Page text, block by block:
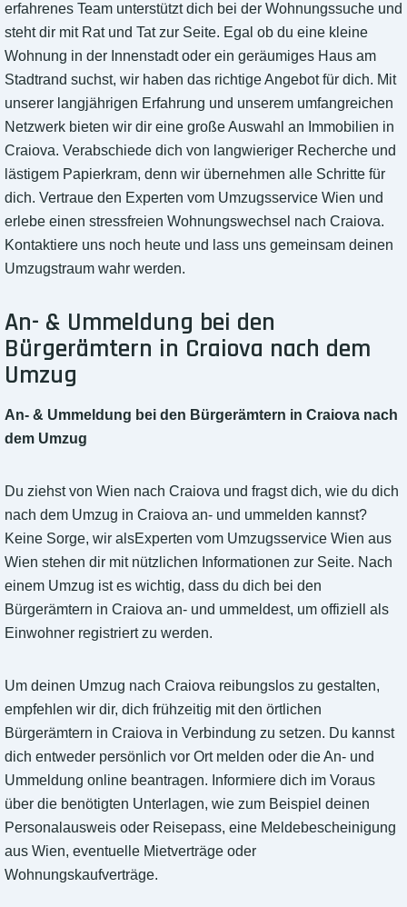
erfahrenes Team unterstützt dich bei der Wohnungssuche und
steht dir mit Rat und Tat zur Seite. Egal ob du eine kleine
Wohnung in der Innenstadt oder ein geräumiges Haus am
Stadtrand suchst, wir haben das richtige Angebot für dich. Mit
unserer langjährigen Erfahrung und unserem umfangreichen
Netzwerk bieten wir dir eine große Auswahl an Immobilien in
Craiova. Verabschiede dich von langwieriger Recherche und
lästigem Papierkram, denn wir übernehmen alle Schritte für
dich. Vertraue den Experten vom Umzugsservice Wien und
erlebe einen stressfreien Wohnungswechsel nach Craiova.
Kontaktiere uns noch heute und lass uns gemeinsam deinen
Umzugstraum wahr werden.
An- & Ummeldung bei den
Bürgerämtern in Craiova nach dem
Umzug
An- & Ummeldung bei den Bürgerämtern in Craiova nach
dem Umzug
Du ziehst von Wien nach Craiova und fragst dich, wie du dich
nach dem Umzug in Craiova an- und ummelden kannst?
Keine Sorge, wir alsExperten vom Umzugsservice Wien aus
Wien stehen dir mit nützlichen Informationen zur Seite. Nach
einem Umzug ist es wichtig, dass du dich bei den
Bürgerämtern in Craiova an- und ummeldest, um offiziell als
Einwohner registriert zu werden.
Um deinen Umzug nach Craiova reibungslos zu gestalten,
empfehlen wir dir, dich frühzeitig mit den örtlichen
Bürgerämtern in Craiova in Verbindung zu setzen. Du kannst
dich entweder persönlich vor Ort melden oder die An- und
Ummeldung online beantragen. Informiere dich im Voraus
über die benötigten Unterlagen, wie zum Beispiel deinen
Personalausweis oder Reisepass, eine Meldebescheinigung
aus Wien, eventuelle Mietverträge oder
Wohnungskaufverträge.